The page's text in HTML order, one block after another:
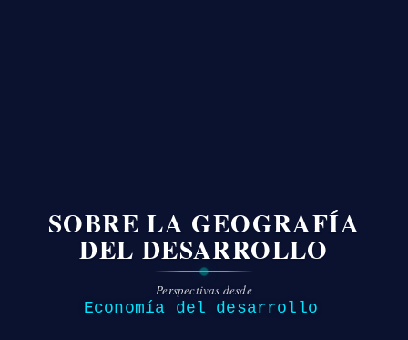
SOBRE LA GEOGRAFÍA
DEL DESARROLLO
Perspectivas desde
Economía del desarrollo